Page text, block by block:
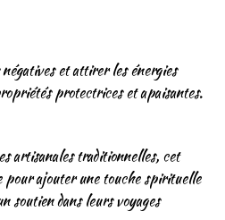
et attirer les énergies
protectrices et apaisantes.
artisanales traditionnelles, cet
pour ajouter une touche spirituelle
dans leurs voyages